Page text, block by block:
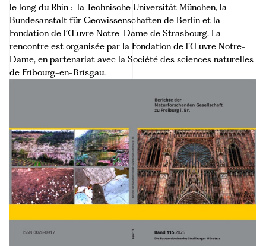
le long du Rhin : la Technische Universität München, la
Bundesanstalt für Geowissenschaften de Berlin et la
Fondation de l’Œuvre Notre-Dame de Strasbourg. La
rencontre est organisée par la Fondation de l’Œuvre Notre-
Dame, en partenariat avec la Société des sciences naturelles
de Fribourg-en-Brisgau.